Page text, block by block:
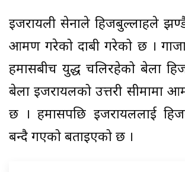
इजरायली सेनाले हिजबुल्लाहले
आक्रमण गरेको दाबी गरेको छ ।
हमासबीच युद्ध चलिरहेको बेला
बेला इजरायलको उत्तरी सीमामा
छ । हमासपछि इजरायललाई
बन्दै गएको बताइएको छ ।